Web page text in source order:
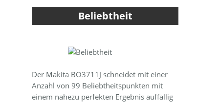
Beliebtheit
Der Makita BO3711J schneidet mit einer
Anzahl von 99 Beliebtheitspunkten mit
einem nahezu perfekten Ergebnis auffällig